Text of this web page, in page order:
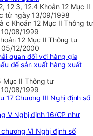
12.3, 12.4 Khoản 12 Mục II
từ ngày 13/09/1998
c Khoản 12 Mục II Thông tư
08/1999
12 Mục II Thông tư
12/2000
quan đối với hàng gia
để sản xuất hàng xuất
Mục II Thông tư
08/1999
17 Chương III Nghị định số
V Nghị định 16/CP như
VI Nghị định số